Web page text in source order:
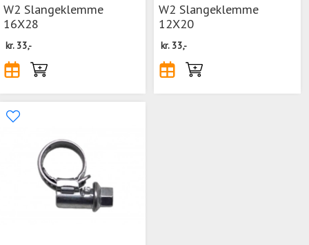
W2 Slangeklemme
16X28
kr. 33,-
W2 Slangeklemme
12X20
kr. 33,-